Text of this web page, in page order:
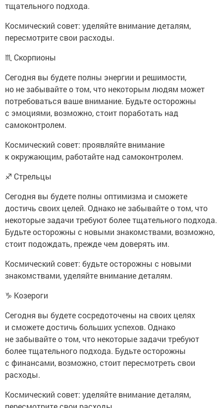
тщательного подхода.
Космический совет: уделяйте внимание деталям,
пересмотрите свои расходы.
♏ Скорпионы
Сегодня вы будете полны энергии и решимости,
но не забывайте о том, что некоторым людям может
потребоваться ваше внимание. Будьте осторожны
с эмоциями, возможно, стоит поработать над
самоконтролем.
Космический совет: проявляйте внимание
к окружающим, работайте над самоконтролем.
♐ Стрельцы
Сегодня вы будете полны оптимизма и сможете
достичь своих целей. Однако не забывайте о том, что
некоторые задачи требуют более тщательного подхода.
Будьте осторожны с новыми знакомствами, возможно,
стоит подождать, прежде чем доверять им.
Космический совет: будьте осторожны с новыми
знакомствами, уделяйте внимание деталям.
♑ Козероги
Сегодня вы будете сосредоточены на своих целях
и сможете достичь больших успехов. Однако
не забывайте о том, что некоторые задачи требуют
более тщательного подхода. Будьте осторожны
с финансами, возможно, стоит пересмотреть свои
расходы.
Космический совет: уделяйте внимание деталям,